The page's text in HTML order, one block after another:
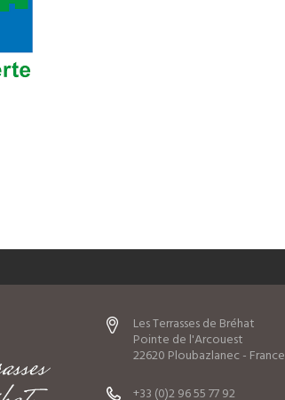
Les Terrasses de Bréhat
Pointe de l'Arcouest
22620 Ploubazlanec - France
+33 (0)2 96 55 77 92